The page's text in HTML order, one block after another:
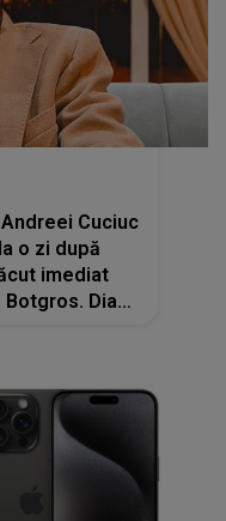
Cuciuc
o zi după
imediat
Diana